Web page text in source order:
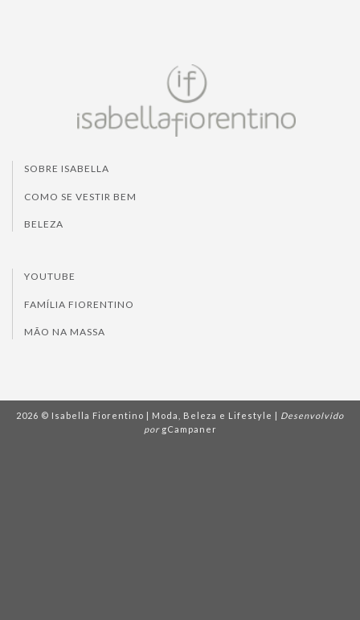
SOBRE ISABELLA
COMO SE VESTIR BEM
BELEZA
YOUTUBE
FAMÍLIA FIORENTINO
MÃO NA MASSA
2026 © Isabella Fiorentino | Moda, Beleza e Lifestyle | Desenvolvido
por gCampaner